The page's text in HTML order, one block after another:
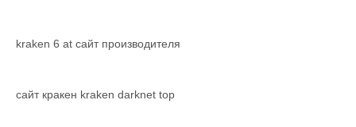
kraken 6 at сайт производителя
сайт кракен kraken darknet top